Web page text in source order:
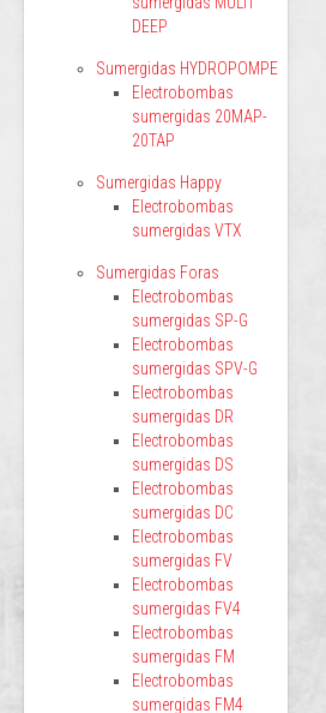
DEEP
Sumergidas HYDROPOMPE
Electrobombas
sumergidas 20MAP-
20TAP
Sumergidas Happy
Electrobombas
sumergidas VTX
Sumergidas Foras
Electrobombas
sumergidas SP-G
Electrobombas
sumergidas SPV-G
Electrobombas
sumergidas DR
Electrobombas
sumergidas DS
Electrobombas
sumergidas DC
Electrobombas
sumergidas FV
Electrobombas
sumergidas FV4
Electrobombas
sumergidas FM
Electrobombas
sumergidas FM4